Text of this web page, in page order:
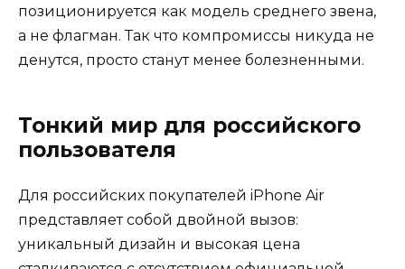
позиционируется как модель среднего звена,
а не флагман. Так что компромиссы никуда не
денутся, просто станут менее болезненными.
Тонкий мир для российского
пользователя
Для российских покупателей iPhone Air
представляет собой двойной вызов:
уникальный дизайн и высокая цена